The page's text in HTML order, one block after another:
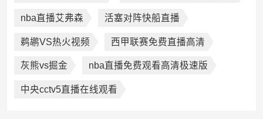
nba直播艾弗森 活塞对阵快船直播
鹈鹕VS热火视频 西甲联赛免费直播高清
灰熊vs掘金 nba直播免费观看高清极速版
中央cctv5直播在线观看